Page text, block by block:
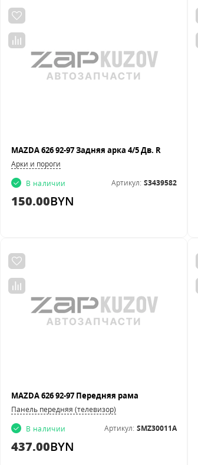
MAZDA 626 92-97 Задняя арка 4/5 Дв. R
Арки и пороги
В наличии
Артикул: S3439582
150.00BYN
MAZDA 626 92-97 Передняя рама
Панель передняя (телевизор)
В наличии
Артикул: SMZ30011A
437.00BYN